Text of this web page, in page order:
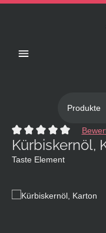
Produkte
Durchschnittliche
Kürbiskernöl,
Taste Element
Bildergalerie überspringen